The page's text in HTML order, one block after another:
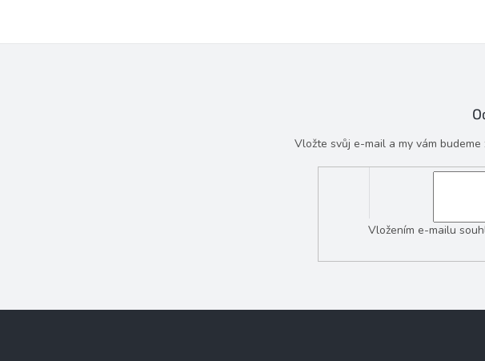
Vložte svůj e-mail a my vám
Vložením e-mailu